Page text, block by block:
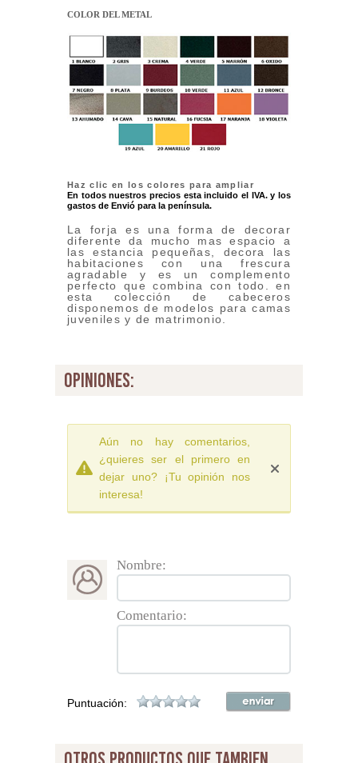
COLOR DEL METAL
Haz clic en los colores para ampliar
En todos nuestros precios esta incluido el IVA. y los
gastos de Envió para la península.
La forja es una forma de decorar
diferente da mucho mas espacio a
las estancia pequeñas, decora las
habitaciones con una frescura
agradable y es un complemento
perfecto que combina con todo. en
esta colección de cabeceros
disponemos de modelos para camas
juveniles y de matrimonio.
opiniones:
Aún no hay comentarios,
¿quieres ser el primero en
dejar uno? ¡Tu opinión nos
interesa!
Nombre:
Comentario:
Puntuación: